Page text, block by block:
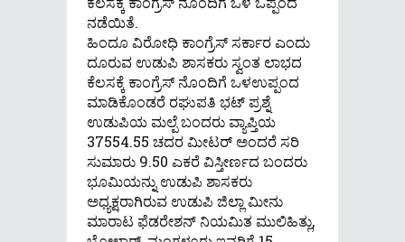
ನಡೆಯಿತೆ.
ಹಿಂದೂ ವಿರೋಧಿ ಕಾಂಗ್ರೆಸ್ ಸರ್ಕಾರ ಎಂದು
ದೂರುವ ಉಡುಪಿ ಶಾಸಕರು ಸ್ವಂತ ಲಾಭದ
ಕೆಲಸಕ್ಕೆ ಕಾಂಗ್ರೆಸ್ ನೊಂದಿಗೆ ಒಳಉಪ್ಪಂದ
ಮಾಡಿಕೊಂಡರೆ ರಘುಪತಿ ಭಟ್ ಪ್ರಶ್ನೆ
ಉಡುಪಿಯ ಮಲ್ಪೆ ಬಂದರು ವ್ಯಾಪ್ತಿಯ
37554.55 ಚದರ ಮೀಟರ್ ಅಂದರೆ ಸರಿ
ಸುಮಾರು 9.50 ಎಕರೆ ವಿಸ್ತೀರ್ಣದ ಬಂದರು
ಭೂಮಿಯನ್ನು ಉಡುಪಿ ಶಾಸಕರು
ಅಧ್ಯಕ್ಷರಾಗಿರುವ ಉಡುಪಿ ಜಿಲ್ಲಾ ಮೀನು
ಮಾರಾಟ ಫೆಡರೇಶನ್ ನಿಯಮಿತ ಮುಲಿಹಿತ್ಲು,